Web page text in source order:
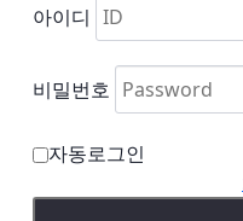
아이디
비밀번호
자동로그인